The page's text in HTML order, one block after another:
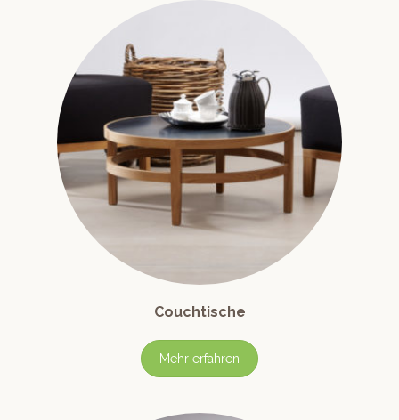
Couchtische
Mehr erfahren